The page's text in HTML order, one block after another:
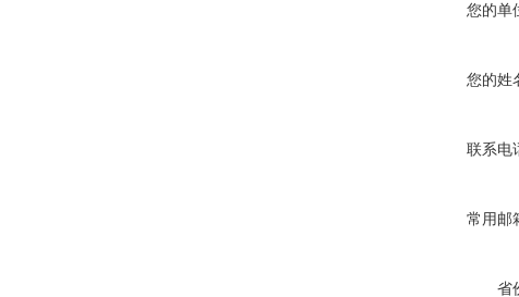
您的单
您的姓
联系电
常用邮
省